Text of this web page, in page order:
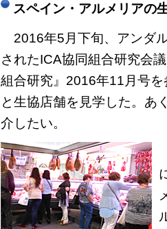
スペイン・アルメリアの
2016年5月下旬、アンダ
されたICA協同組合研究会
組合研究』2016年11月号
と生協店舗を見学した。あ
介したい。